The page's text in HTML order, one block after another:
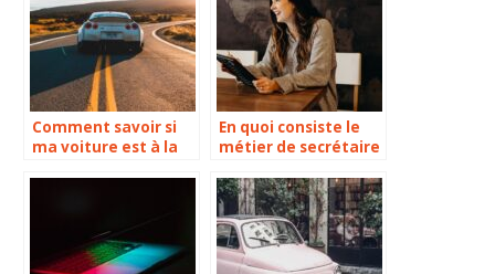
Comment savoir si
ma voiture est à la
En quoi consiste le
métier de secrétaire
garage automobile